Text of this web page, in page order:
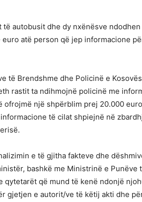
autobusit dhe dy nxënësve ndodhen
atë person që jep informacione
të Brendshme dhe Policinë e
rastit ta ndihmojnë policinë me
një shpërblim prej 20.000
të cilat shpiejnë në
e të gjitha fakteve dhe
bashkë me Ministrinë e Punëve
qytetarët që mund të kenë ndonjë
gjetjen e autorit/ve të këtij akti dhe